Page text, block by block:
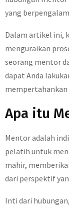
yang
Dalam artikel ini,
menguraikan
seorang mentor
dapat Anda
mempertahankan
Apa itu
Mentor adalah
pelatih untuk
mahir,
dari perspektif
Inti dari